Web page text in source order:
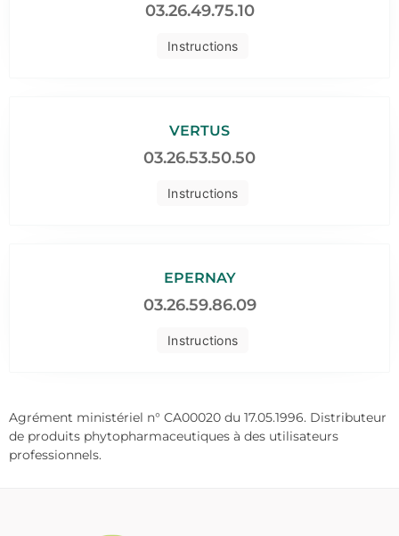
Instructions
03.26.49.75.10
Instructions
VERTUS
03.26.53.50.50
Instructions
EPERNAY
03.26.59.86.09
Agrément ministériel n° CA00020 du 17.05.1996. Distributeur
de produits phytopharmaceutiques à des utilisateurs
professionnels.